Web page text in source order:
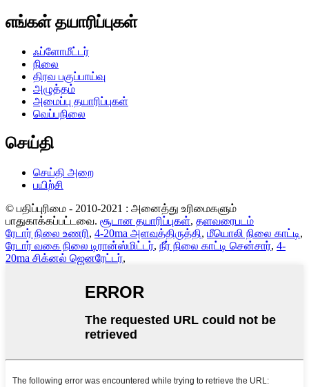
எங்கள் தயாரிப்புகள்
ஃப்ளோமீட்டர்
நிலை
திரவ பகுப்பாய்வு
அழுத்தம்
அமைப்பு தயாரிப்புகள்
வெப்பநிலை
செய்தி
செய்தி அறை
பயிற்சி
© பதிப்புரிமை - 2010-2021 : அனைத்து உரிமைகளும்
பாதுகாக்கப்பட்டவை. சூடான தயாரிப்புகள், தளவரைபடம்
ரேடார் நிலை உணரி, 4-20ma அளவுத்திருத்தி, மீயொலி நிலை காட்டி,
ரேடார் வகை நிலை டிரான்ஸ்மிட்டர், நீர் நிலை காட்டி சென்சார், 4-
20ma சிக்னல் ஜெனரேட்டர்,